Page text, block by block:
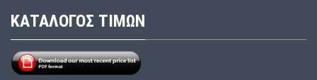
ΚΑΤΑΛΟΓΟΣ ΤΙΜΩΝ